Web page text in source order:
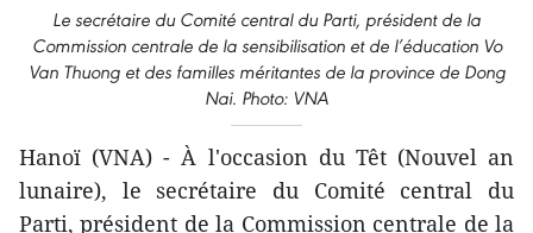
Le secrétaire du Comité central du Parti, président de la
Commission centrale de la sensibilisation et de l’éducation Vo
Van Thuong et des familles méritantes de la province de Dong
Nai. Photo: VNA
Hanoï (VNA) - À l'occasion du Têt (Nouvel an
lunaire), le secrétaire du Comité central du
Parti, président de la Commission centrale de la